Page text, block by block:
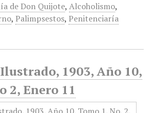
de Don Quijote, Alcoholismo,
, Palimpsestos, Penitenciaría
1903, Año 10,
2, Enero 11